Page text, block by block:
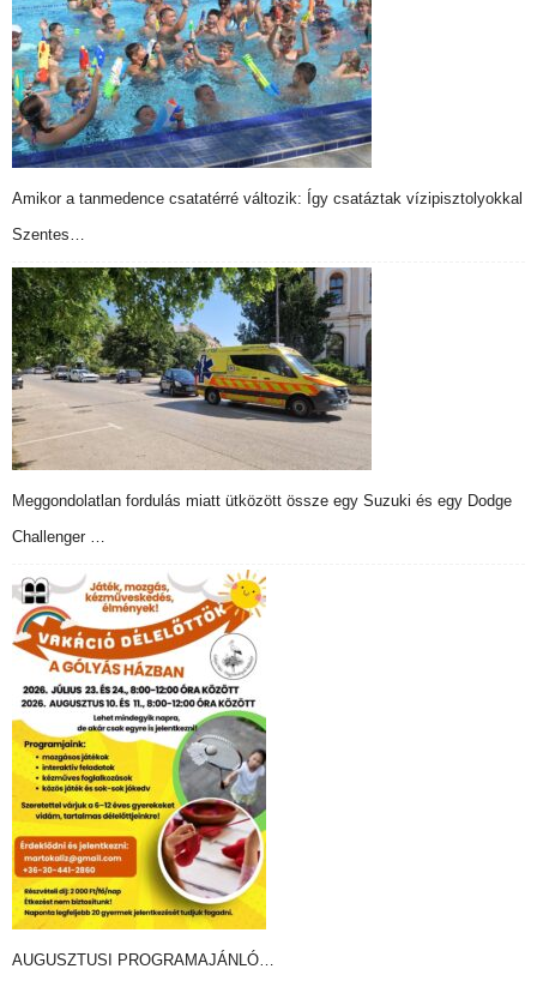
Amikor a tanmedence csatatérré változik: Így csatáztak vízipisztolyokkal
Szentes…
Meggondolatlan fordulás miatt ütközött össze egy Suzuki és egy Dodge
Challenger …
AUGUSZTUSI PROGRAMAJÁNLÓ…